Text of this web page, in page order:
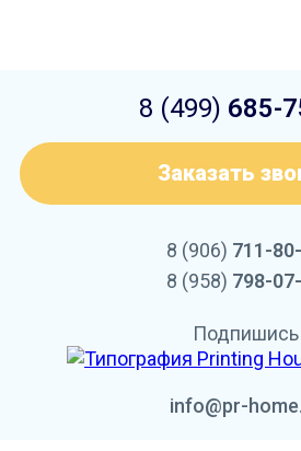
8 (499) 685-
Заказать
8 (906) 711-
8 (958) 798-
Подпишись
info@pr-